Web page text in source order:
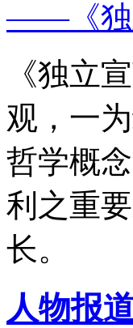
——《独
《独立
观，一
哲学概
利之重
长。
人物报